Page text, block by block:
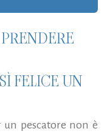
FELICE UN
pescatore non è